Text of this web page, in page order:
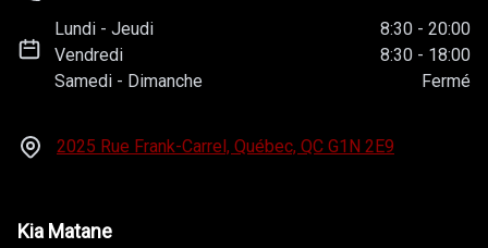
Lundi -Jeudi 8:30 - 20:00
Vendredi
8:30 - 18:00
Samedi - Dimanche Fermé
2025 Rue Frank-Carrel, Québec, QC G1N 2E9
Kia Matane